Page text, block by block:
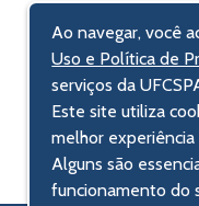
Ao navegar, você
Uso e Política de
serviços da
Este site utiliza
melhor
Alguns são
funcionamento do